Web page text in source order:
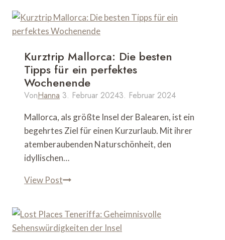
Ein
unvergesslicher
Städtereise-
Leitfaden
Kurztrip Mallorca: Die besten
Tipps für ein perfektes
Wochenende
VonHanna 3. Februar 20243. Februar 2024
Mallorca, als größte Insel der Balearen, ist ein
begehrtes Ziel für einen Kurzurlaub. Mit ihrer
atemberaubenden Naturschönheit, den
idyllischen…
View PostKurztrip
besten
Tipps